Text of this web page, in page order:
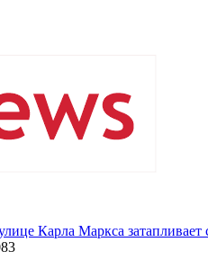
Карла Маркса затапливает